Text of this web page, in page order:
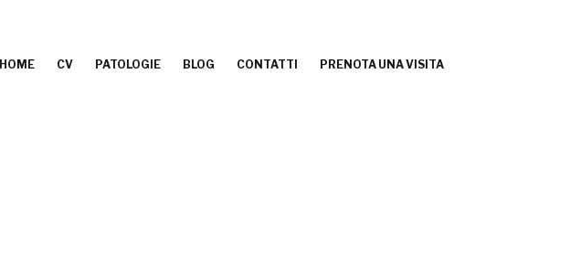
HOME CV PATOLOGIE BLOG CONTATTI PRENOTA UNA VISITA